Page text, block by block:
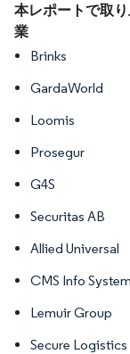
画像 © Mordor
本レポートで取
業
Brinks
GardaWorld
Loomis
Prosegur
G4S
Securitas AB
Allied Universal
CMS Info
Lemuir Group
Secure